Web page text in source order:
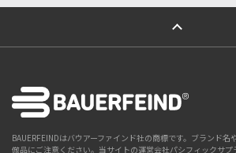
ページトップへ
BAUERFEINDはバウアーファインド社の商標です。ブランド
倣品にご注意ください。当サイトの運営会社パシフィックサプ